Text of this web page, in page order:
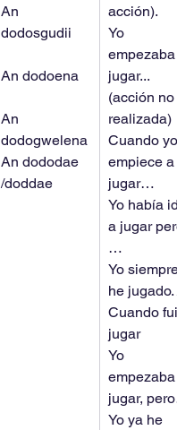
An
dodosgudii
An dodoena
An
dodogwelena
An dododae
/doddae
acción).
Yo
jugar...
(acción no
realizada)
Cuando
empiece a
jugar…
Yo había
a jugar
…
Yo
he
Cuando
jugar
Yo
jugar,
Yo ya he